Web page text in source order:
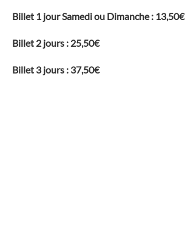
Billet 1 jour Samedi ou Dimanche : 13,50€
Billet 2 jours : 25,50€
Billet 3 jours : 37,50€